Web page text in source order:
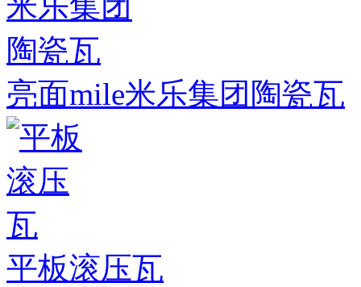
亮面mile米乐集团陶瓷瓦
平板滚压瓦